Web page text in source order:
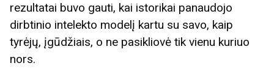
rezultatai buvo gauti, kai istorikai panaudojo
dirbtinio intelekto modelį kartu su savo, kaip
tyrėjų, įgūdžiais, o ne pasikliovė tik vienu kuriuo
nors.